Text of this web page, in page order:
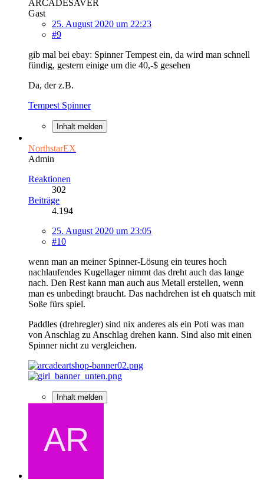
ARCADESAVER
Gast
25. August 2020 um 22:23
#9
gib mal bei ebay: Spinner Tempest ein, da wird man schnell
fündig, gestern einige um die 40,-$ gesehen
Da, der z.B.
Tempest Spinner
Inhalt melden
NorthstarEX
Admin
Reaktionen
302
Beiträge
4.194
25. August 2020 um 23:05
#10
wenn man an meiner Spinner-Lösung ein teures hoch
nachlaufendes Kugellager nimmt das dreht auch das lange
nach. Den Rest kann man auch aus Metall erstellen, wenn
man es unbedingt braucht. Das nachdrehen ist eh quatsch mit
Soße fürs spiel.
Paddles (drehregler) sind nix anderes als ein Poti was man
von Anschlag zu Anschlag drehen kann. Sind also mit einen
Spinner nicht zu vergleichen.
Inhalt melden